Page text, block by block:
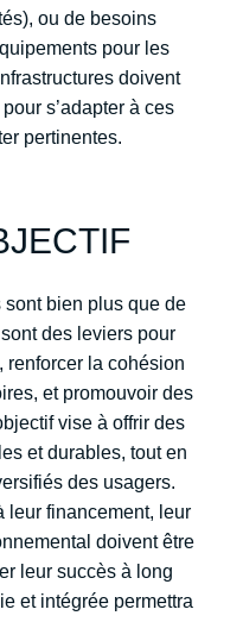
ou de besoins
pour les
doivent
s’adapter à ces
pertinentes.
sont bien plus que de
des leviers pour
renforcer la cohésion
et promouvoir des
vise à offrir des
et durables, tout en
des usagers.
leur financement, leur
doivent être
leur succès à long
et intégrée permettra